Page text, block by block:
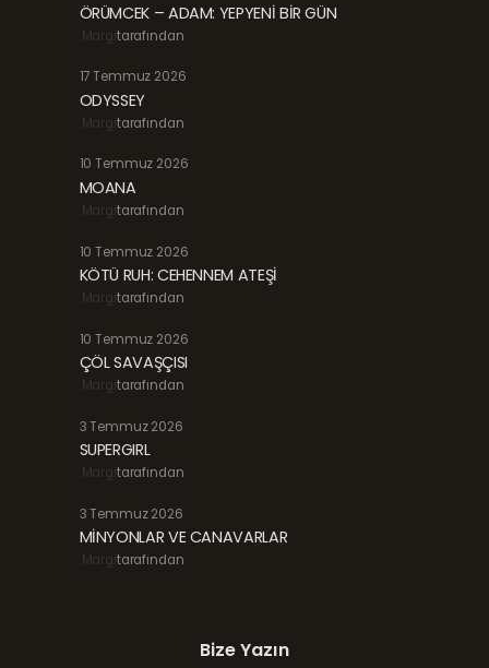
ÖRÜMCEK – ADAM: YEPYENİ BİR GÜN
Margitarafından
17 Temmuz 2026
ODYSSEY
Margitarafından
10 Temmuz 2026
MOANA
Margitarafından
10 Temmuz 2026
KÖTÜ RUH: CEHENNEM ATEŞİ
Margitarafından
10 Temmuz 2026
ÇÖL SAVAŞÇISI
Margitarafından
3 Temmuz 2026
SUPERGIRL
Margitarafından
3 Temmuz 2026
MİNYONLAR VE CANAVARLAR
Margitarafından
Bize Yazın